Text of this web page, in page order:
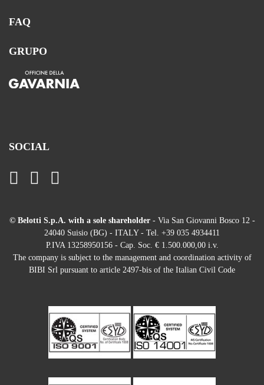
FAQ
GRUPO
SOCIAL
© Belotti S.p.A. with a sole shareholder- Via San Giovanni Bosco 12 -
24040 Suisio (BG) - ITALY - Tel. +39 035 4934411
P.IVA 13258950156 - Cap. Soc. € 1.500.000,00 i.v.
The company is subject to the management and coordination activity of
BIBI Srl pursuant to article 2497-bis of the Italian Civil Code